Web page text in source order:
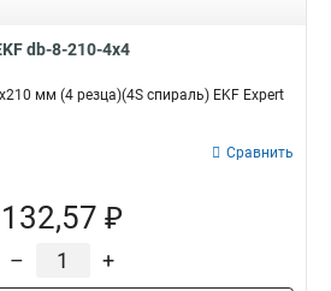
db-8-210-4x4
мм (4 резца)(4S спираль) EKF Expert
Сравнить
132,57 ₽
– +